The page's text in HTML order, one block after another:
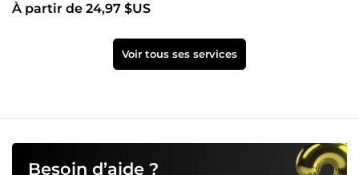
À partir de 24,97 $US
Voir tous ses services
Besoin d’aide ?